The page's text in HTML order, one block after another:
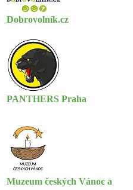
Dobrovolník.cz
PANTHERS Praha
Muzeum českých Vánoc a